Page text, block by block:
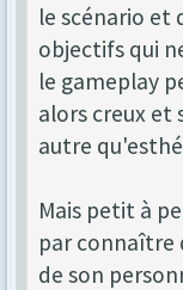
le scénario et
objectifs qui
le gameplay
alors creux
autre
Mais petit à
par connaître
de son